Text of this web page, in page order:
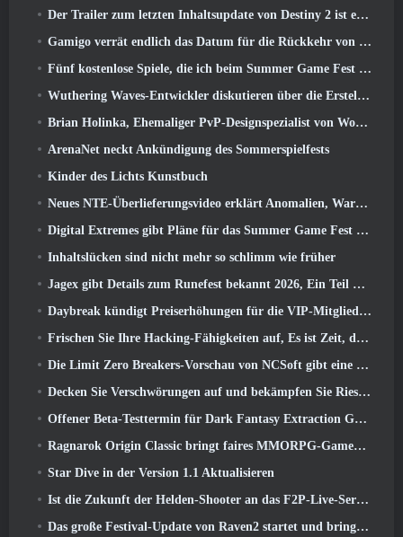
Der Trailer zum letzten Inhaltsupdate von Destiny 2 ist ein Aufschrei
Gamigo verrät endlich das Datum für die Rückkehr von Gloria Victis, Wird es das zweite Mal überleben??
Fünf kostenlose Spiele, die ich beim Summer Game Fest zu sehen hoffe
Wuthering Waves-Entwickler diskutieren über die Erstellung der Lahai-Roi-Mech-Kampfsequenz
Brian Holinka, Ehemaliger PvP-Designspezialist von World Of Warcraft, Tritt dem League Of Legends MMO-Team bei
ArenaNet neckt Ankündigung des Sommerspielfests
Kinder des Lichts Kunstbuch
Neues NTE-Überlieferungsvideo erklärt Anomalien, Warten, Und wie eine „geheime“ Organisation alles verfolgt
Digital Extremes gibt Pläne für das Summer Game Fest bekannt
Inhaltslücken sind nicht mehr so ​​schlimm wie früher
Jagex gibt Details zum Runefest bekannt 2026, Ein Teil der Feierlichkeiten zum 25-jährigen Jubiläum von RuneScape IP
Daybreak kündigt Preiserhöhungen für die VIP-Mitgliedschaft von „Herr der Ringe Online“ an
Frischen Sie Ihre Hacking-Fähigkeiten auf, Es ist Zeit, die Nachtstadt in stürmischen Wellen zu erkunden
Die Limit Zero Breakers-Vorschau von NCSoft gibt eine Vorstellung davon, was Sie vom bevorstehenden Prologue-Test erwarten können
Decken Sie Verschwörungen auf und bekämpfen Sie Riesenkatzen in Ihrer Freizeit im neuesten Update von Where Winds Meet
Offener Beta-Testtermin für Dark Fantasy Extraction Game bekannt gegeben, Nebelfall-Jäger
Ragnarok Origin Classic bringt faires MMORPG-Gameplay zurück und CBT erscheint im Juni 4
Star Dive in der Version 1.1 Aktualisieren
Ist die Zukunft der Helden-Shooter an das F2P-Live-Service-Modell gebunden??
Das große Festival-Update von Raven2 startet und bringt die neue Warlord-Klasse mit sich